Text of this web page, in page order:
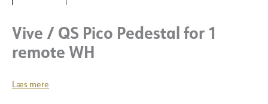
Vive / QS Pico Pedestal for 1
remote WH
Læs mere